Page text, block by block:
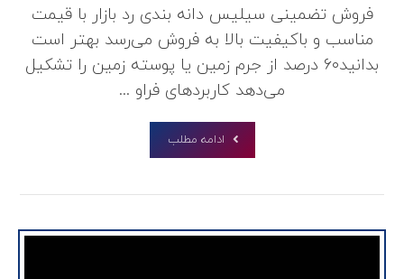
فروش تضمینی سیلیس دانه بندی رد بازار با قیمت
مناسب و باکیفیت بالا به فروش می‌رسد بهتر است
بدانید۶۰ درصد از جرم زمین یا پوسته زمین را تشکیل
می‌دهد کاربردهای فراو ...
ادامه مطلب